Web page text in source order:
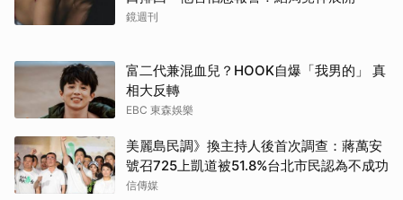
鏡週刊
富二代兼混血兒？HOOK自爆「我男的」 真
相大反轉
EBC 東森娛樂
美麗島民調》換主持人後首次調查：蔣萬安
號召725上凱道被51.8%台北市民認為不成功
信傳媒